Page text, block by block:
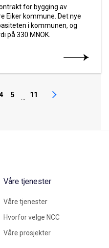
for bygging av
Eiker kommune. Det nye
i kommunen, og
på 330 MNOK.
5 ... 11
Våre tjenester
Våre tjenester
Hvorfor velge NCC
Våre prosjekter